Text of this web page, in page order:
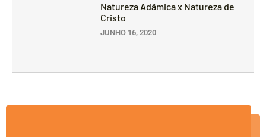
Natureza Adâmica x Natureza de
Cristo
JUNHO 16, 2020